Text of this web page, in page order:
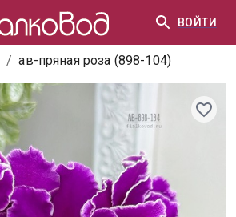
ВОЙТИ
/ ав-пряная роза (898-104)